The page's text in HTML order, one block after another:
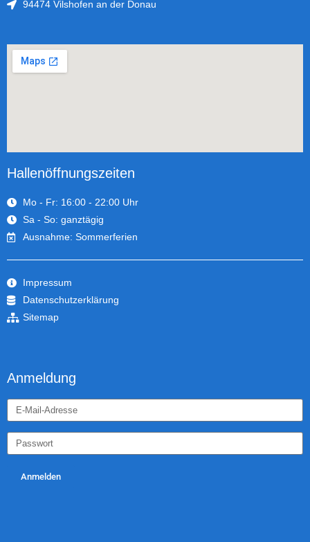
94474 Vilshofen an der Donau
Hallenöffnungszeiten
Mo - Fr: 16:00 - 22:00 Uhr
Sa - So: ganztägig
Ausnahme: Sommerferien
Impressum
Datenschutzerklärung
Sitemap
Anmeldung
Anmelden